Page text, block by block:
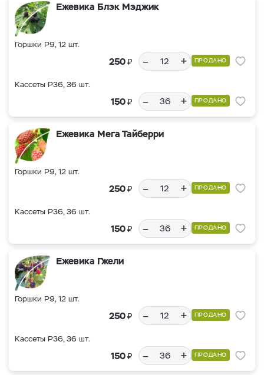
Ежевика Блэк Мэджик
Горшки Р9, 12 шт.
250₽ – + ПРОДАНО
Кассеты Р36, 36 шт.
150₽ – + ПРОДАНО
Ежевика Мега Тайберри
Горшки Р9, 12 шт.
250₽ – + ПРОДАНО
Кассеты Р36, 36 шт.
150₽ – + ПРОДАНО
Ежевика Гжели
Горшки Р9, 12 шт.
250₽ – + ПРОДАНО
Кассеты Р36, 36 шт.
150₽ – + ПРОДАНО